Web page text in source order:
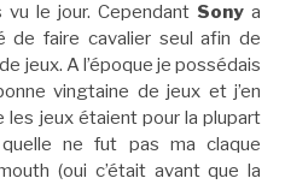
vu le jour. Cependant Sony a
de faire cavalier seul afin de
jeux. A l’époque je possédais
vingtaine de jeux et j’en
jeux étaient pour la plupart
ne fut pas ma claque
(oui c’était avant que la